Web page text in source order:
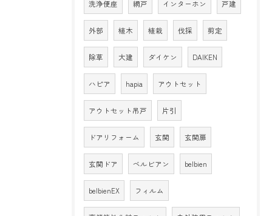
洗浄便座 網戸 インターホン 戸建
外部 植木 植栽 伐採 剪定
除草 大建 ダイケン DAIKEN
ハピア hapia アウトセット
アウトセット吊戸 片引
ドアリフォーム 玄関 玄関扉
玄関ドア ベルビアン belbien
belbienEX フィルム